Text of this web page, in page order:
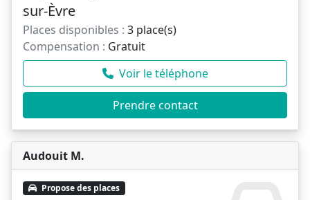
sur-Èvre
Places disponibles : 3 place(s)
Compensation : Gratuit
Voir le téléphone
Prendre contact
Audouit M.
Propose des places